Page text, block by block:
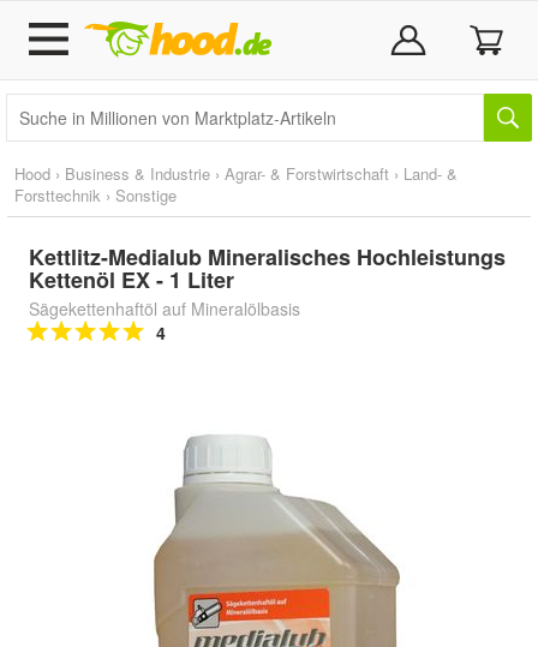
Hood › Business & Industrie › Agrar- & Forstwirtschaft › Land- &
Forsttechnik › Sonstige
Kettlitz-Medialub Mineralisches Hochleistungs
Kettenöl EX - 1 Liter
Sägekettenhaftöl auf Mineralölbasis
4